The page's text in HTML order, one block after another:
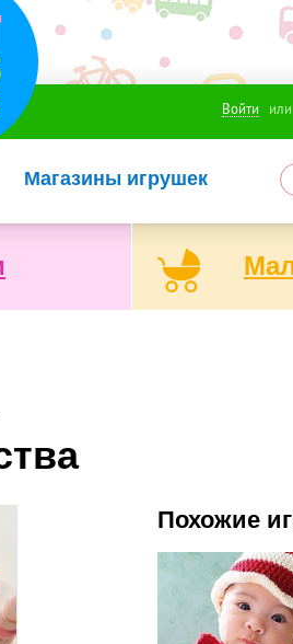
Войти или
Магазины игрушек
Похожие